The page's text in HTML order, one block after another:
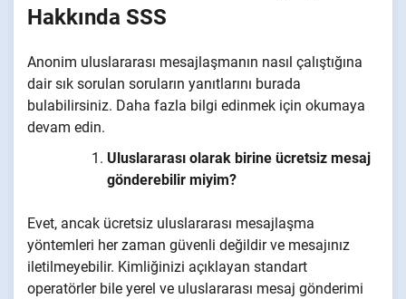
Hakkında SSS
Anonim uluslararası mesajlaşmanın nasıl çalıştığına
dair sık sorulan soruların yanıtlarını burada
bulabilirsiniz. Daha fazla bilgi edinmek için okumaya
devam edin.
Uluslararası olarak birine ücretsiz mesaj
gönderebilir miyim?
Evet, ancak ücretsiz uluslararası mesajlaşma
yöntemleri her zaman güvenli değildir ve mesajınız
iletilmeyebilir. Kimliğinizi açıklayan standart
operatörler bile yerel ve uluslararası mesaj gönderimi